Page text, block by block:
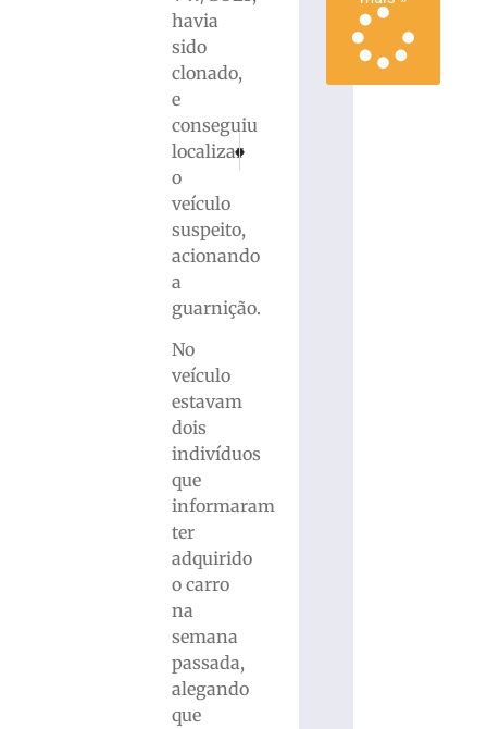
havia
sido
clonado,
e
conseguiu
localizar
o
veículo
suspeito,
acionando
a
guarnição.
No
veículo
estavam
dois
indivíduos
que
informaram
ter
adquirido
o carro
na
semana
passada,
alegando
que
Eleitores com deficiência podem solicitar